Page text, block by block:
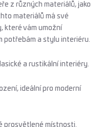
z různých materiálů, jako
materiálů má své
které vám umožní
potřebám a stylu interiéru.
a rustikální interiéry.
ideální pro moderní
prosvětlené místnosti.